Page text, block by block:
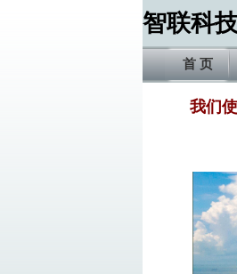
智联科
首 页
我们